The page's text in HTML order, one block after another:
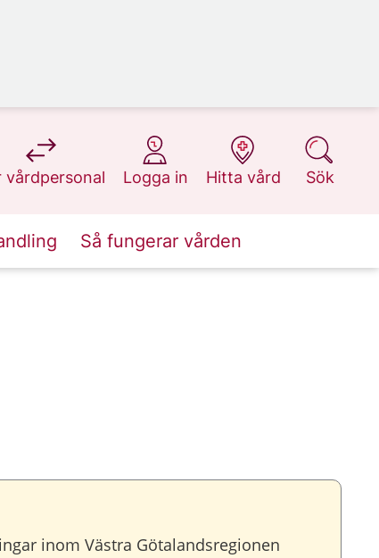
vårdpersonal
på 1177.se
Logga in
på 1177.se
Hitta vård
på 1177.se
Sök
på 1177.se
Så fungerar vården
inom Västra Götalandsregionen